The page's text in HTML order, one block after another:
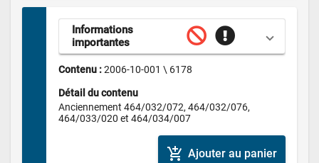
Informations
importantes
Contenu : 2006-10-001 \ 6178
Détail du contenu
Anciennement 464/032/072, 464/032/076,
464/033/020 et 464/034/007
add_shopping_cart Ajouter au panier